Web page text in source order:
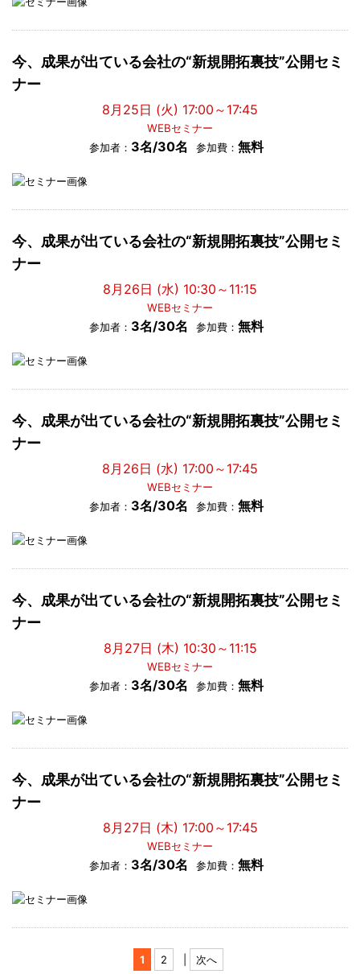
今、成果が出ている会社の“新規開拓裏技”公開セミ
ナー
8月25日 (火) 17:00～17:45
WEBセミナー
参加者： 3名/30名 参加費： 無料
今、成果が出ている会社の“新規開拓裏技”公開セミ
ナー
8月26日 (水) 10:30～11:15
WEBセミナー
参加者： 3名/30名 参加費： 無料
今、成果が出ている会社の“新規開拓裏技”公開セミ
ナー
8月26日 (水) 17:00～17:45
WEBセミナー
参加者： 3名/30名 参加費： 無料
今、成果が出ている会社の“新規開拓裏技”公開セミ
ナー
8月27日 (木) 10:30～11:15
WEBセミナー
参加者： 3名/30名 参加費： 無料
今、成果が出ている会社の“新規開拓裏技”公開セミ
ナー
8月27日 (木) 17:00～17:45
WEBセミナー
参加者： 3名/30名 参加費： 無料
1 2 次へ